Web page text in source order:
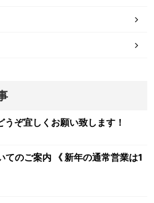
ぞ宜しくお願い致します！
のご案内 《 新年の通常営業は1